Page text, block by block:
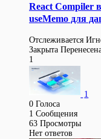
React Compiler
useMemo для
Отслеживается
Закрыта
1
1
0 Голоса
1 Сообщения
63 Просмотры
Нет ответов